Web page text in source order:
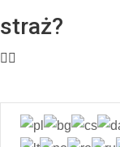
straż?